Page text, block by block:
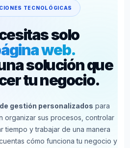
TECNOLÓGICAS
solo
web.
solución que
tu negocio.
gestión personalizados para
organizar sus procesos, controlar
tiempo y trabajar de una manera
cómo funciona tu negocio y